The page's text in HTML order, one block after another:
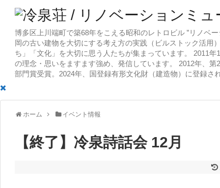
博多区上川端町で築68年をこえる昭和のレトロビル ”リノベ
岡の古い建物を大切にする考え方の実践（ビルストック活用
ち」「文化」を大切に思う人たちが集まっています。 2011
の理念・思いをますます強め、発信しています。 2012年、
部門賞受賞。2024年、国登録有形文化財（建造物）に登録さ
ホーム イベント情報
【終了】冷泉詩話会 12月